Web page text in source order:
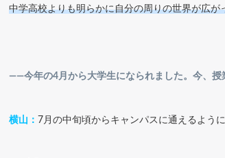
中学高校よりも明らかに自分の周りの世界が広
――今年の4月から大学生になられました。今、
横山： 7月の中旬頃からキャンパスに通えるよう